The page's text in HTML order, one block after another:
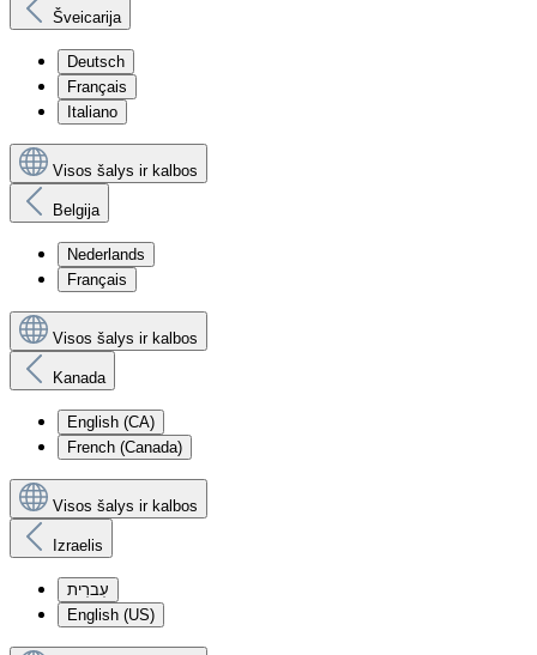
Šveicarija
Deutsch
Français
Italiano
Visos šalys ir kalbos
Belgija
Nederlands
Français
Visos šalys ir kalbos
Kanada
English (CA)
French (Canada)
Visos šalys ir kalbos
Izraelis
עִברִית
English (US)